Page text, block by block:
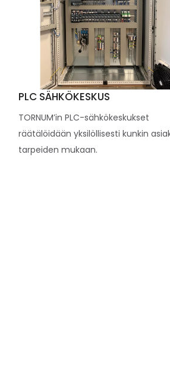
PLC SÄHKÖKESKUS
TORNUM’in PLC-sähkökeskukset
räätälöidään yksilöllisesti kunkin
tarpeiden mukaan.